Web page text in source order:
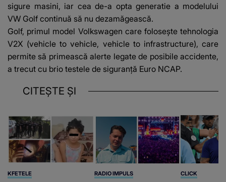
sigure masini, iar cea de-a opta generatie a modelului
VW Golf continuă să nu dezamăgească.
Golf, primul model Volkswagen care folosește tehnologia
V2X (vehicle to vehicle, vehicle to infrastructure), care
permite să primească alerte legate de posibile accidente,
a trecut cu brio testele de siguranță Euro NCAP.
CITEȘTE ȘI
KFETELE RADIO IMPULS CLICK